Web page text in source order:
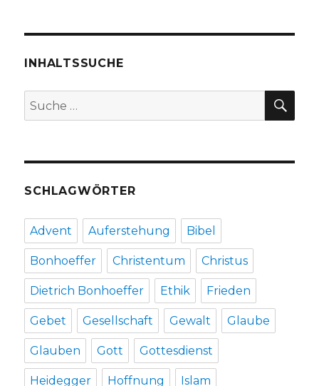
Christoph
Welver
INHALTSSUCHE
Suche
nach:
SCHLAGWÖRTER
Advent Auferstehung Bibel
Bonhoeffer Christentum Christus
Dietrich Bonhoeffer Ethik Frieden
Gebet Gesellschaft Gewalt Glaube
Glauben Gott Gottesdienst
Heidegger Hoffnung Islam